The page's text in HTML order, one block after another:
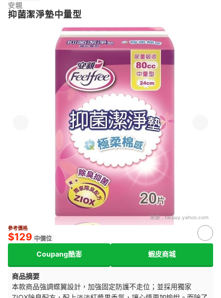
安親
抑菌潔淨墊中量型
來源：tw.buy.yahoo.com
參考價格
$129 中價位
Coupang酷澎 蝦皮商城
商品摘要
本款商品強調蝶翼設計，加強固定防護不走位；並採用獨家